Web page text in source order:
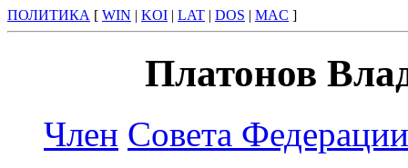
ПОЛИТИКА [ WIN | KOI | LAT | DOS | MAC ]
Платонов
Член Совета Федерации